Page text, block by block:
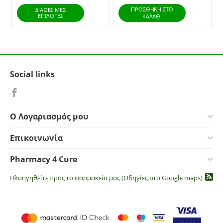
ΔΙΑΘΕΣΙΜΕΣ
ΕΠΙΛΟΓΈΣ
ΠΡΟΣΘΉΚΗ ΣΤΟ
ΚΑΛΆΘΙ
Social links
Ο Λογαριασμός μου
Επικοινωνία
Pharmacy 4 Cure
Πλοηγηθείτε προς το φαρμακείο μας (Οδηγίες στο Google maps)